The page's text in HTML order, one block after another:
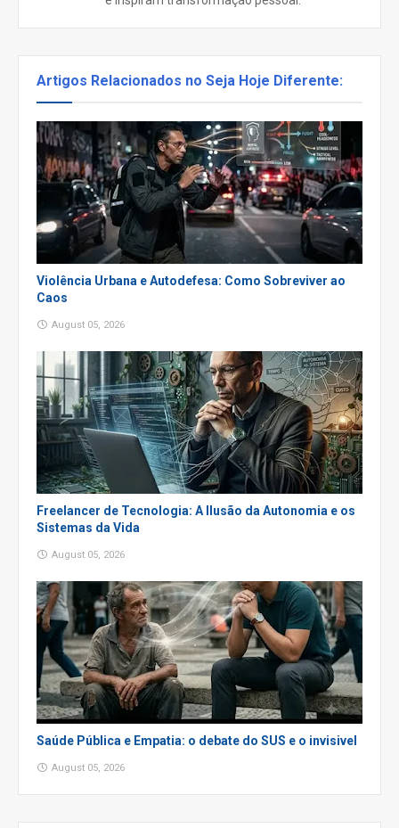
Artigos Relacionados no Seja Hoje Diferente:
Violência Urbana e Autodefesa: Como Sobreviver ao
Caos
August 05, 2026
Freelancer de Tecnologia: A Ilusão da Autonomia e os
Sistemas da Vida
August 05, 2026
Saúde Pública e Empatia: o debate do SUS e o invisivel
August 05, 2026